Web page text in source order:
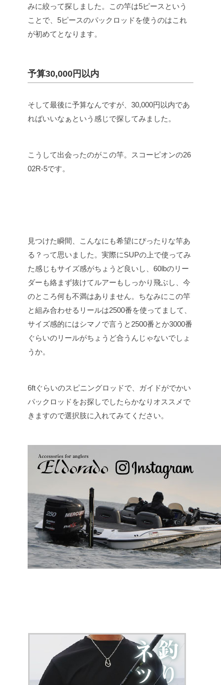
みに絞って探しました。この竿は5ピースという
ことで、5ピースのパックロッドを使うのはこれ
が初めてとなります。
予算30,000円以内
そして最後に予算なんですが、30,000円以内であ
ればいいなぁという感じで探してみました。
こうして出会ったのがこの竿。スコーピオンの26
02R-5です。
見つけた瞬間、こんなにも希望にぴったりな竿あ
る？って思いました。実際にSUPの上で使ってみ
た感じもサイズ感がちょうど良いし、60lbのリー
ダーも絡まず抜けてルアーもしっかり飛ぶし、今
のところ何も不満はありません。ちなみにこの竿
と組み合わせるリールは2500番を使ってまして、
サイズ感的にはシマノで言うと2500番とか3000番
ぐらいのリールがちょうど合うんじゃないでしょ
うか。
6ftぐらいのスピニングロッドで、ガイドがでかい
パックロッドをお探しでしたらかなりオススメで
きますので選択肢に入れてみてください。